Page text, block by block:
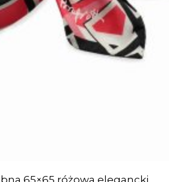
65×65 różowa elegancki